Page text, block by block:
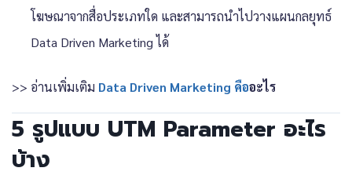
โฆษณาจากสื่อประเภทใด และสามารถนำไปวางแผนกลยุทธ์
Data Driven Marketing ได้
>> อ่านเพิ่มเติม Data Driven Marketing คืออะไร
5 รูปแบบ UTM Parameter อะไร
บ้าง